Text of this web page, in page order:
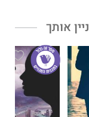
, הוא רומן פשע קצבי,
להתקיים נגד כל
ו
סדקים של
קוראים רבים
אותך